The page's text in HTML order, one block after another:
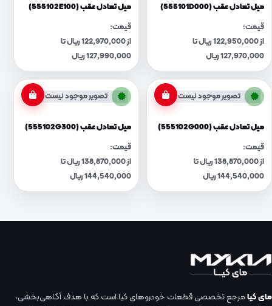
میل تعادل عقب (555101D000)
قیمت:
از 122,950,000 ریال تا
127,970,000 ریال
میل تعادل عقب (555102E100)
قیمت:
از 122,970,000 ریال تا
127,990,000 ریال
تصویر موجود نیست
میل تعادل عقب (555102G000)
قیمت:
از 138,870,000 ریال تا
144,540,000 ریال
تصویر موجود نیست
میل تعادل عقب (555102G300)
قیمت:
از 138,870,000 ریال تا
144,540,000 ریال
مای کیامرجع تخصصی قطعات خودروهای کیا است که با هدف آگاهی‌بخشی،